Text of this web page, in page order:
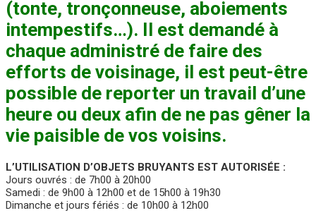
(tonte, tronçonneuse, aboiements
intempestifs…). Il est demandé à
chaque administré de faire des
efforts de voisinage, il est peut-être
possible de reporter un travail d’une
heure ou deux afin de ne pas gêner la
vie paisible de vos voisins.
L’UTILISATION D’OBJETS BRUYANTS EST AUTORISÉE :
Jours ouvrés : de 7h00 à 20h00
Samedi : de 9h00 à 12h00 et de 15h00 à 19h30
Dimanche et jours fériés : de 10h00 à 12h00